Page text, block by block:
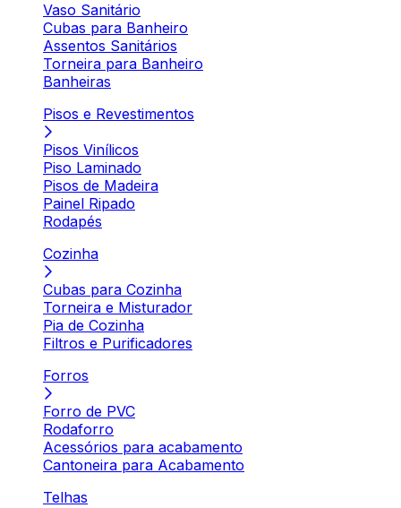
Vaso Sanitário
Cubas para Banheiro
Assentos Sanitários
Torneira para Banheiro
Banheiras
Pisos e Revestimentos
Pisos Vinílicos
Piso Laminado
Pisos de Madeira
Painel Ripado
Rodapés
Cozinha
Cubas para Cozinha
Torneira e Misturador
Pia de Cozinha
Filtros e Purificadores
Forros
Forro de PVC
Rodaforro
Acessórios para acabamento
Cantoneira para Acabamento
Telhas